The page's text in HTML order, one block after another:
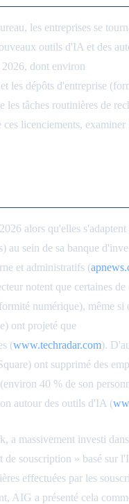
les entreprises se
outils d'IA et des
2026, dont environ
dépôts d'entreprise
tâches routinières de
licenciements,
alors qu'elles
au sein de sa banque
et administratifs (
notent que certaines
numérique), même
ont projeté que
(www.techradar.com).
ont supprimé des
40 % de son
autour des outils d'IA (
a massivement investi
souscription » basé sur
effectuées par les
AIG a présenté cela